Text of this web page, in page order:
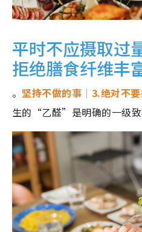
平时不应摄取过
拒绝膳食纤维丰
。 坚持不做的事｜3.绝对不
生的“乙醛”是明确的一级